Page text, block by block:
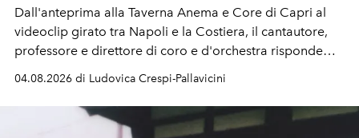
Dall'anteprima alla Taverna Anema e Core di Capri al
videoclip girato tra Napoli e la Costiera, il cantautore,
professore e direttore di coro e d'orchestra risponde
04.08.2026 di Ludovica Crespi-Pallavicini